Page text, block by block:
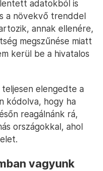
adatokból is
a növekvő trenddel
annak ellenére,
megszűnése miatt
kerül be a hivatalos
elengedte a
kódolva, hogy ha
reagálnánk rá,
országokkal, ahol
vagyunk